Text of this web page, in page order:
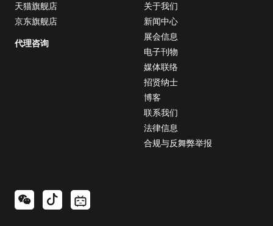
天猫旗舰店
京东旗舰店
代理咨询
关于我们
新闻中心
展会信息
电子刊物
媒体联络
招贤纳士
博客
联系我们
法律信息
合规与反舞弊举报